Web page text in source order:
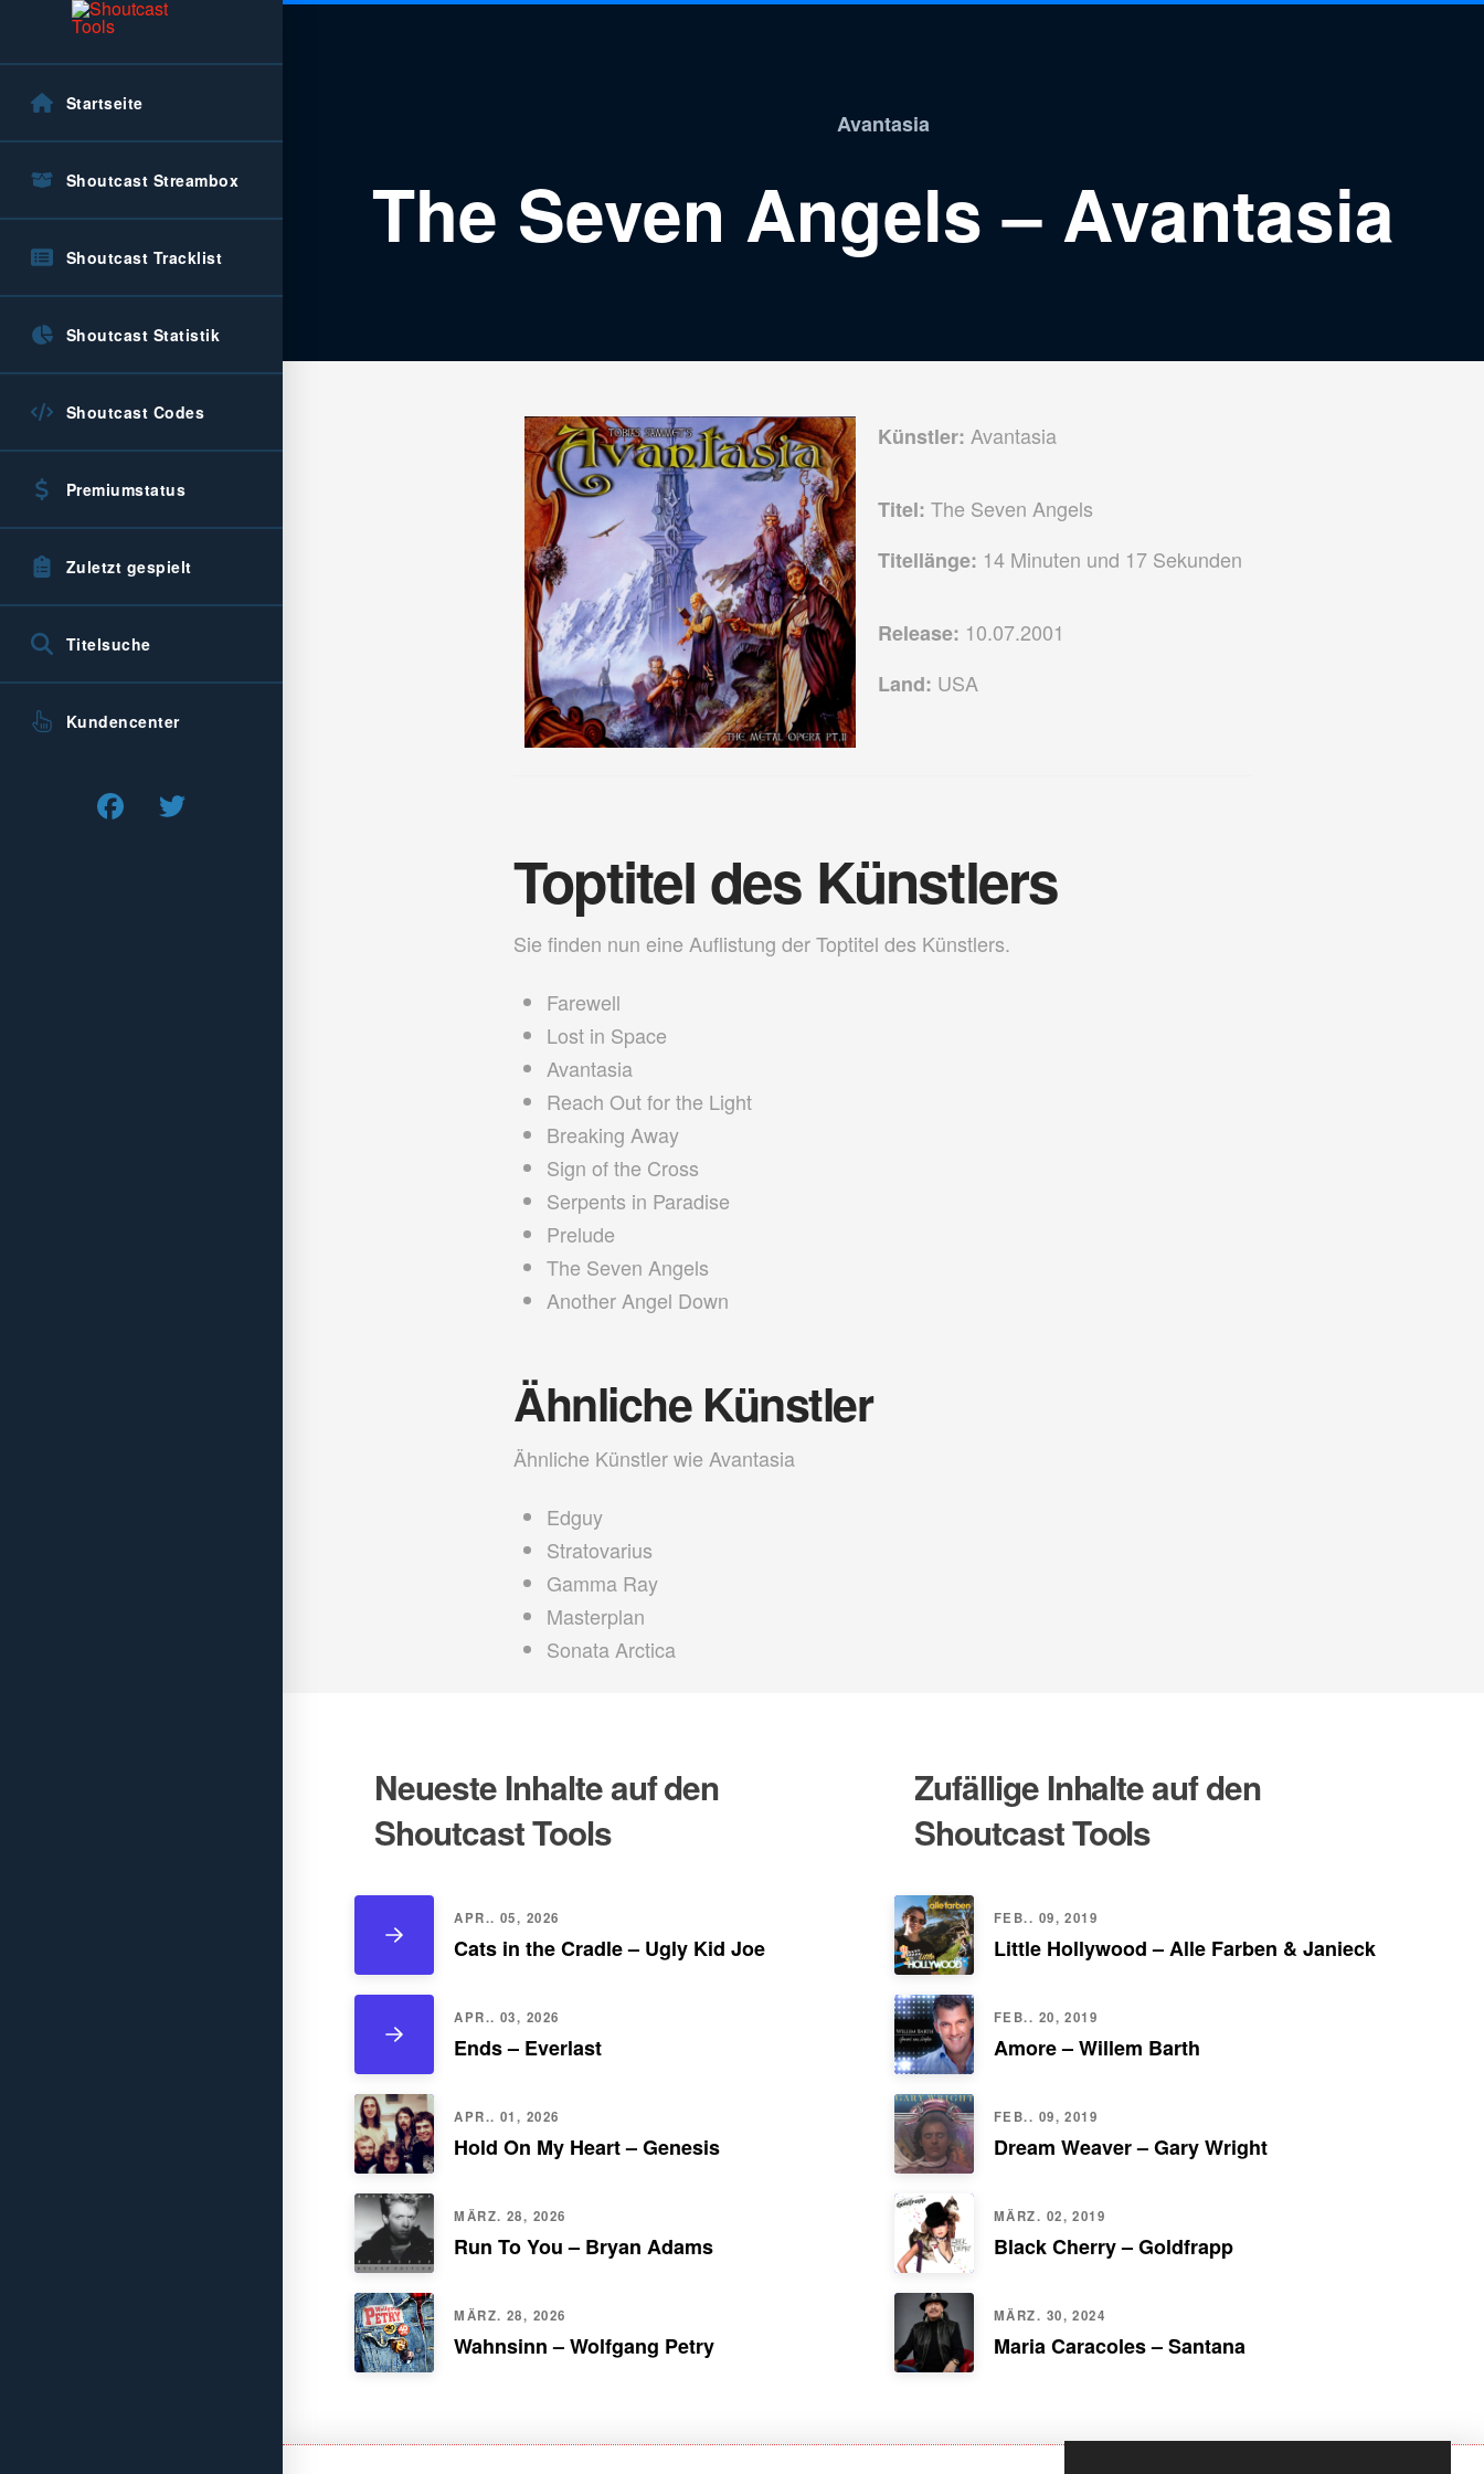
Startseite
Shoutcast Streambox
Shoutcast Tracklist
Shoutcast Statistik
Shoutcast Codes
Premiumstatus
Zuletzt gespielt
Titelsuche
Kundencenter
Avantasia
The Seven Angels – Avantasia
Künstler: Avantasia
Titel: The Seven Angels
Titellänge: 14 Minuten und 17 Sekunden
Release: 10.07.2001
Land: USA
Toptitel des Künstlers
Sie finden nun eine Auflistung der Toptitel des Künstlers.
Farewell
Lost in Space
Avantasia
Reach Out for the Light
Breaking Away
Sign of the Cross
Serpents in Paradise
Prelude
The Seven Angels
Another Angel Down
Ähnliche Künstler
Ähnliche Künstler wie Avantasia
Edguy
Stratovarius
Gamma Ray
Masterplan
Sonata Arctica
Neueste Inhalte auf den
Shoutcast Tools
APR.. 05, 2026
Cats in the Cradle – Ugly Kid Joe
APR.. 03, 2026
Ends – Everlast
APR.. 01, 2026
Hold On My Heart – Genesis
MÄRZ. 28, 2026
Run To You – Bryan Adams
MÄRZ. 28, 2026
Wahnsinn – Wolfgang Petry
Zufällige Inhalte auf den
Shoutcast Tools
FEB.. 09, 2019
Little Hollywood – Alle Farben & Janieck
FEB.. 20, 2019
Amore – Willem Barth
FEB.. 09, 2019
Dream Weaver – Gary Wright
MÄRZ. 02, 2019
Black Cherry – Goldfrapp
MÄRZ. 30, 2024
Maria Caracoles – Santana